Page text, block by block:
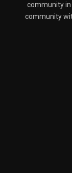
community
community